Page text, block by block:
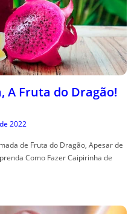
A Fruta do Dragão!
2022
de Fruta do Dragão, Apesar de
Como Fazer Caipirinha de